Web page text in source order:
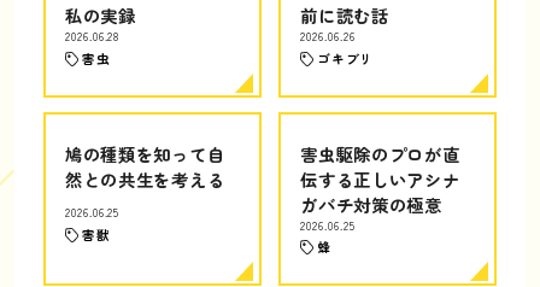
私の実録
2026.06.28
害虫
前に読む話
2026.06.26
ゴキブリ
鳩の種類を知って自
然との共生を考える
2026.06.25
害獣
害虫駆除のプロが直
伝する正しいアシナ
ガバチ対策の極意
2026.06.25
蜂